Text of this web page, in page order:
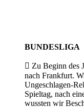
BUNDESLIGA
 Zu Beginn des
nach Frankfurt.
Ungeschlagen-
Spieltag, nach
wussten wir